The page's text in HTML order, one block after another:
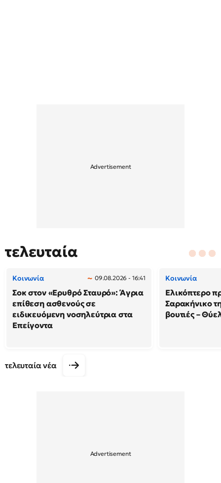
τελευταία
Κοινωνία 09.08.2026 - 16:41
Σοκ στον «Ερυθρό Σταυρό»: Άγρια
επίθεση ασθενούς σε
ειδικευόμενη νοσηλεύτρια στα
Επείγοντα
Κοινωνία
Ελικόπτερο
Σαρακήνικο
βουτιές –
τελευταία νέα